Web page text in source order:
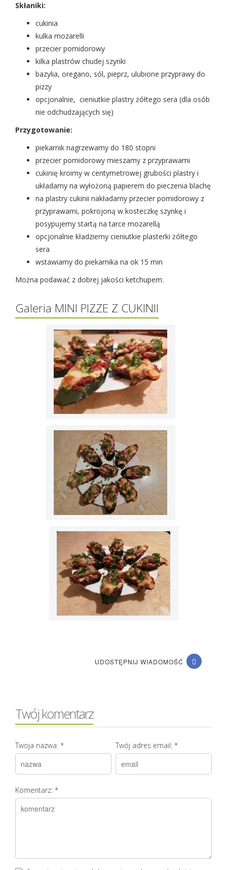
Skłaniki:
cukinia
kulka mozarelli
przecier pomidorowy
kilka plastrów chudej szynki
bazylia, oregano, sól, pieprz, ulubione przyprawy do
pizzy
opcjonalnie, cieniutkie plastry żółtego sera (dla osób
nie odchudzających się)
Przygotowanie:
piekarnik nagrzewamy do 180 stopni
przecier pomidorowy mieszamy z przyprawami
cukinię kroimy w centymetrowej grubości plastry i
układamy na wyłożoną papierem do pieczenia blachę
na plastry cukinii nakładamy przecier pomidorowy z
przyprawami, pokrojoną w kosteczkę szynkę i
posypujemy startą na tarce mozarellą
opcjonalnie kładziemy cieniutkie plasterki żółtego
sera
wstawiamy do piekarnika na ok 15 min
Można podawać z dobrej jakości ketchupem.
Galeria MINI PIZZE Z CUKINII
UDOSTĘPNIJ WIADOMOŚĆ
Twój komentarz
Twoja nazwa: * Twój adres email: *
Komentarz: *